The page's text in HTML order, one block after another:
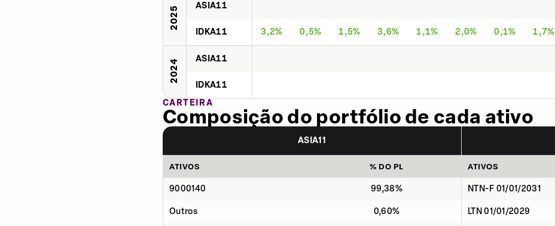
2025 ASIA11
IDKA11 3,2% 0,5% 1,5% 3,6% 1,1% 2,0% 0,1% 1,7%
2024 ASIA11
IDKA11
CARTEIRA
Composição do portfólio de cada ativo
ASIA11
ATIVOS % DO PL ATIVOS
9000140 99,38% NTN-F 01/01/2031
Outros 0,60% LTN 01/01/2029